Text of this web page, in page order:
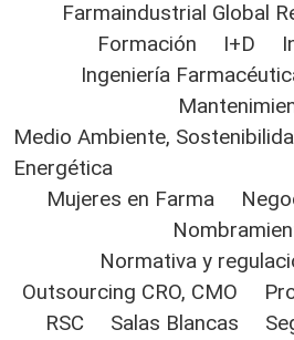
Farmaindustrial Global
Formación
I+D
Ingeniería
Medio Ambiente,
Energética
Mujeres en Farma
Normativa y
Outsourcing CRO, CMO
RSC
Salas Blancas